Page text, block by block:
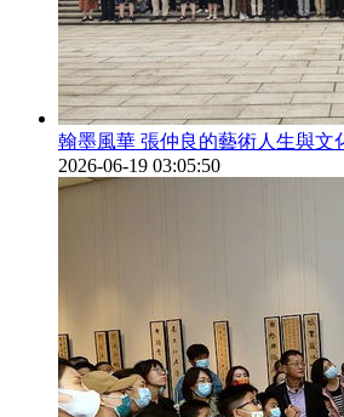
翰墨風華 張仲良的藝術人生與文
2026-06-19 03:05:50